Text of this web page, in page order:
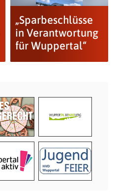
„Sparbeschlüsse
in Verantwortung
für Wuppertal“